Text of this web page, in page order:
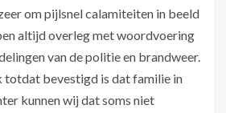
om pijlsnel calamiteiten in beeld
altijd overleg met woordvoering
van de politie en brandweer.
totdat bevestigd is dat familie in
kunnen wij dat soms niet